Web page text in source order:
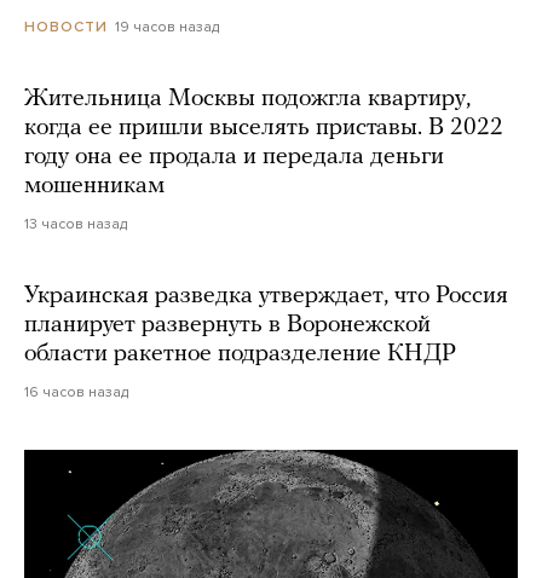
НОВОСТИ 19 часов назад
Жительница Москвы подожгла квартиру,
когда ее пришли выселять приставы. В 2022
году она ее продала и передала деньги
мошенникам
13 часов назад
Украинская разведка утверждает, что Россия
планирует развернуть в Воронежской
области ракетное подразделение КНДР
16 часов назад